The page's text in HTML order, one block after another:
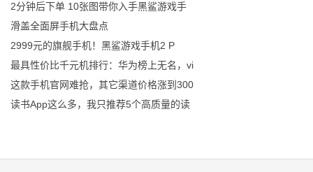
2分钟后下单 10张图带你入手黑鲨游戏手
滑盖全面屏手机大盘点
2999元的旗舰手机！黑鲨游戏手机2 P
最具性价比千元机排行：华为榜上无名，vi
这款手机官网难抢，其它渠道价格涨到300
读书App这么多，我只推荐5个高质量的读